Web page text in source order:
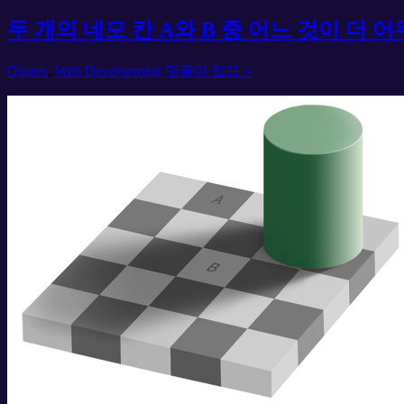
두 개의 네모 칸 A와 B 중 어느 것이 더 어
Quotes, Web Development 댓글이 없음 »